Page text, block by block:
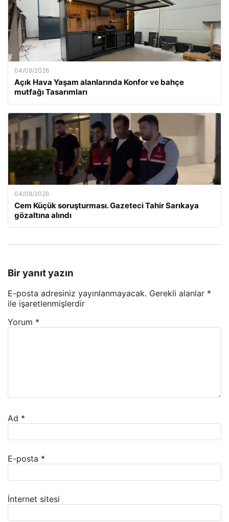
04/08/2026
Açık Hava Yaşam alanlarında Konfor ve bahçe
mutfağı Tasarımları
04/08/2026
Cem Küçük soruşturması. Gazeteci Tahir Sarıkaya
gözaltına alındı
Bir yanıt yazın
E-posta adresiniz yayınlanmayacak. Gerekli alanlar *
ile işaretlenmişlerdir
Yorum *
Ad *
E-posta *
İnternet sitesi